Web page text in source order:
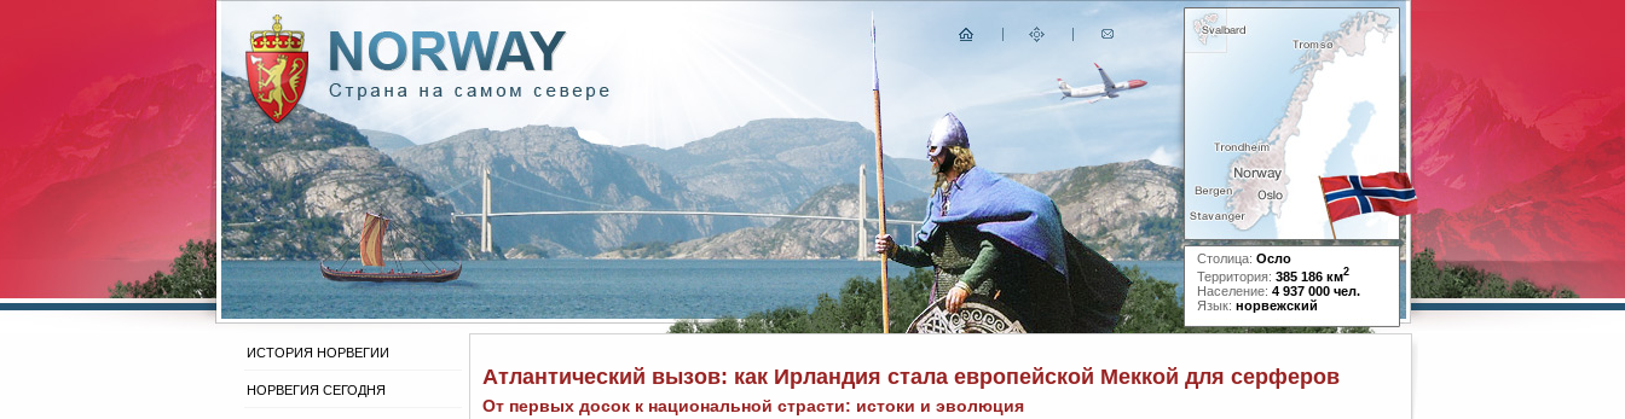
Столица: Осло
Территория: 385 186 км2
Население: 4 937 000 чел.
Язык: норвежский
ИСТОРИЯ НОРВЕГИИ
НОРВЕГИЯ СЕГОДНЯ
Атлантический вызов: как Ирландия стала европейской Меккой для серферов
От первых досок к национальной страсти: истоки и эволюция